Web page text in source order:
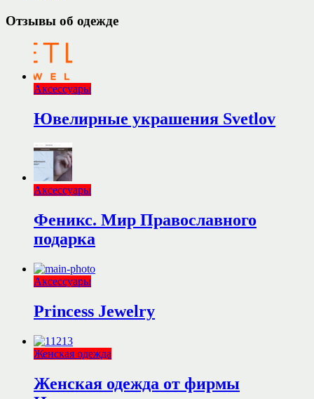
Отзывы об одежде
Аксессуары
Ювелирные украшения Svetlov
Аксессуары
Феникс. Мир Православного
подарка
Аксессуары
Princess Jewelry
Женская одежда
Женская одежда от фирмы